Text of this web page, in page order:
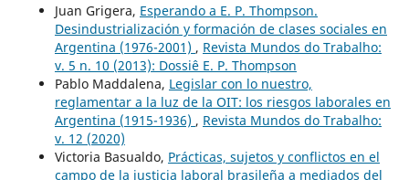
Juan Grigera, Esperando a E. P. Thompson.
Desindustrialización y formación de clases sociales en
Argentina (1976-2001) , Revista Mundos do Trabalho:
v. 5 n. 10 (2013): Dossiê E. P. Thompson
Pablo Maddalena, Legislar con lo nuestro,
reglamentar a la luz de la OIT: los riesgos laborales en
Argentina (1915-1936) , Revista Mundos do Trabalho:
v. 12 (2020)
Victoria Basualdo, Prácticas, sujetos y conflictos en el
campo de la justicia laboral brasileña a mediados del